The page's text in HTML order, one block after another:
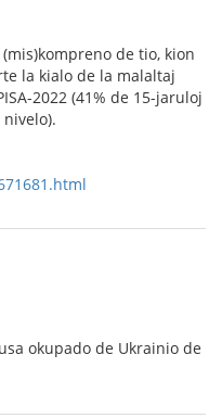
de tio, kion
la kialo de la malaltaj
2022 (41% de 15-jaruloj
okupado de Ukrainio de